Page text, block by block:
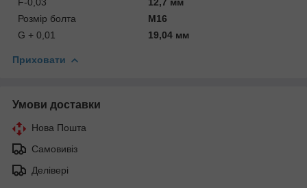
Розмір болта
M16
G + 0,01
19,04 мм
Приховати
Умови доставки
Нова Пошта
Самовивіз
Делівері